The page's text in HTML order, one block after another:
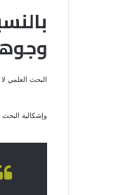
البحث العلمي
وإشكالية